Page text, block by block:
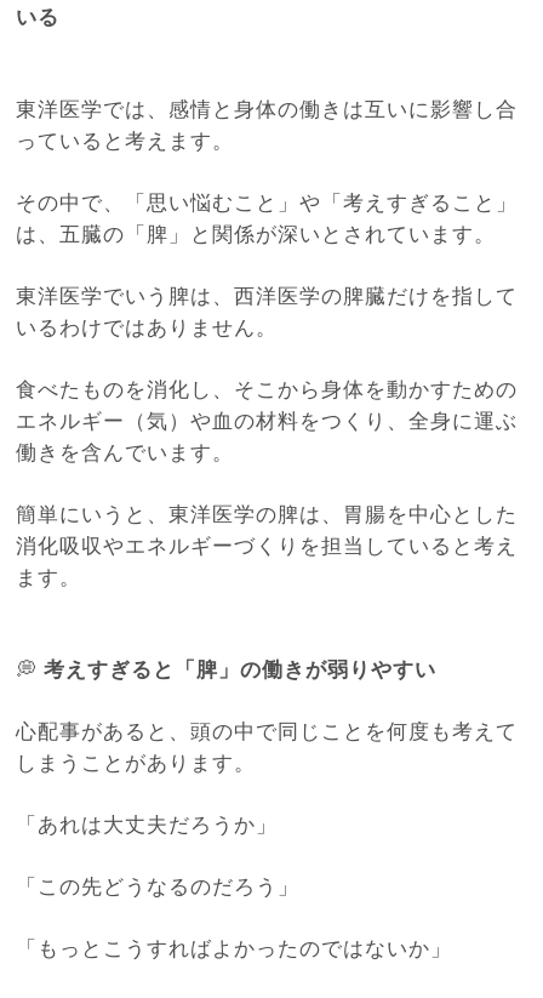
いる
東洋医学では、感情と身体の働きは互いに影響し合
っていると考えます。
その中で、「思い悩むこと」や「考えすぎること」
は、五臓の「脾」と関係が深いとされています。
東洋医学でいう脾は、西洋医学の脾臓だけを指して
いるわけではありません。
食べたものを消化し、そこから身体を動かすための
エネルギー（気）や血の材料をつくり、全身に運ぶ
働きを含んでいます。
簡単にいうと、東洋医学の脾は、胃腸を中心とした
消化吸収やエネルギーづくりを担当していると考え
ます。
💭 考えすぎると「脾」の働きが弱りやすい
心配事があると、頭の中で同じことを何度も考えて
しまうことがあります。
「あれは大丈夫だろうか」
「この先どうなるのだろう」
「もっとこうすればよかったのではないか」